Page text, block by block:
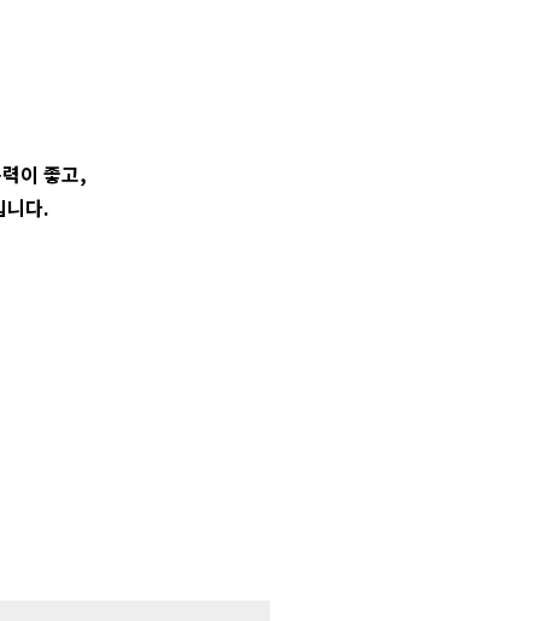
이 좋고,
니다.